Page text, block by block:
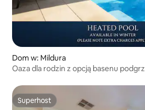
Dom w: Mildura
Oaza dla rodzin z opcją basenu
Superhost
Superhost